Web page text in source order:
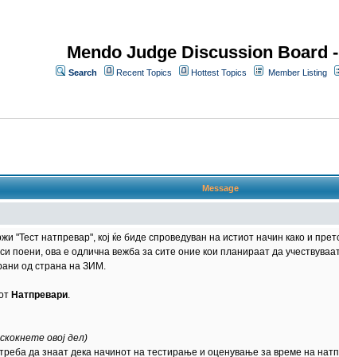
Mendo Judge Discussion Board
Search Recent Topics Hottest Topics Member Listing
Message
"Тест натпревар", кој ќе биде спроведуван на истиот начин како и
поени, ова е одлична вежба за сите оние кои планираат да
од страна на ЗИМ.
Натпревари.
овој дел)
да знаат дека начинот на тестирање и оценување за време на